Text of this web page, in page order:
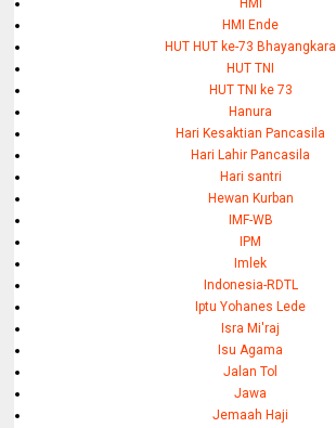
HMI
HMI Ende
HUT HUT ke-73 Bhayangkara
HUT TNI
HUT TNI ke 73
Hanura
Hari Kesaktian Pancasila
Hari Lahir Pancasila
Hari santri
Hewan Kurban
IMF-WB
IPM
Imlek
Indonesia-RDTL
Iptu Yohanes Lede
Isra Mi'raj
Isu Agama
Jalan Tol
Jawa
Jemaah Haji